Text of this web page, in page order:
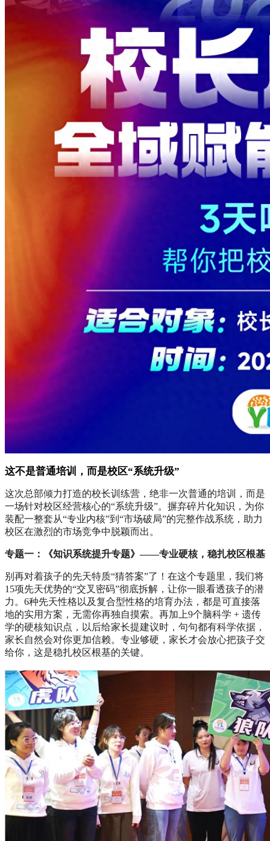
这不是普通培训，而是校区“系统升级”
这次总部倾力打造的校长训练营，绝非一次普通的培训，而是
一场针对校区经营核心的“系统升级”。摒弃碎片化知识，为你
装配一整套从“专业内核”到“市场破局”的完整作战系统，助力
校区在激烈的市场竞争中脱颖而出。
专题一：《知识系统提升专题》——专业硬核，稳扎校区根基
别再对着孩子的先天特质“猜答案”了！在这个专题里，我们将
15项先天优势的“交叉密码”彻底拆解，让你一眼看透孩子的潜
力。6种先天性格以及复合型性格的培育办法，都是可直接落
地的实用方案，无需你再独自摸索。再加上9个脑科学 + 遗传
学的硬核知识点，以后给家长提建议时，句句都有科学依据，
家长自然会对你更加信赖。专业够硬，家长才会放心把孩子交
给你，这是稳扎校区根基的关键。